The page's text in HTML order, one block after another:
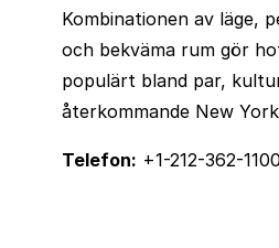
Kombinationen av läge,
och bekväma rum gör
populärt bland par,
återkommande New
Telefon: +1-212-362-1100